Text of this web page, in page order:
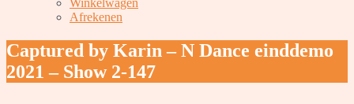
Winkelwagen
Afrekenen
Captured by Karin – N Dance einddemo
2021 – Show 2-147